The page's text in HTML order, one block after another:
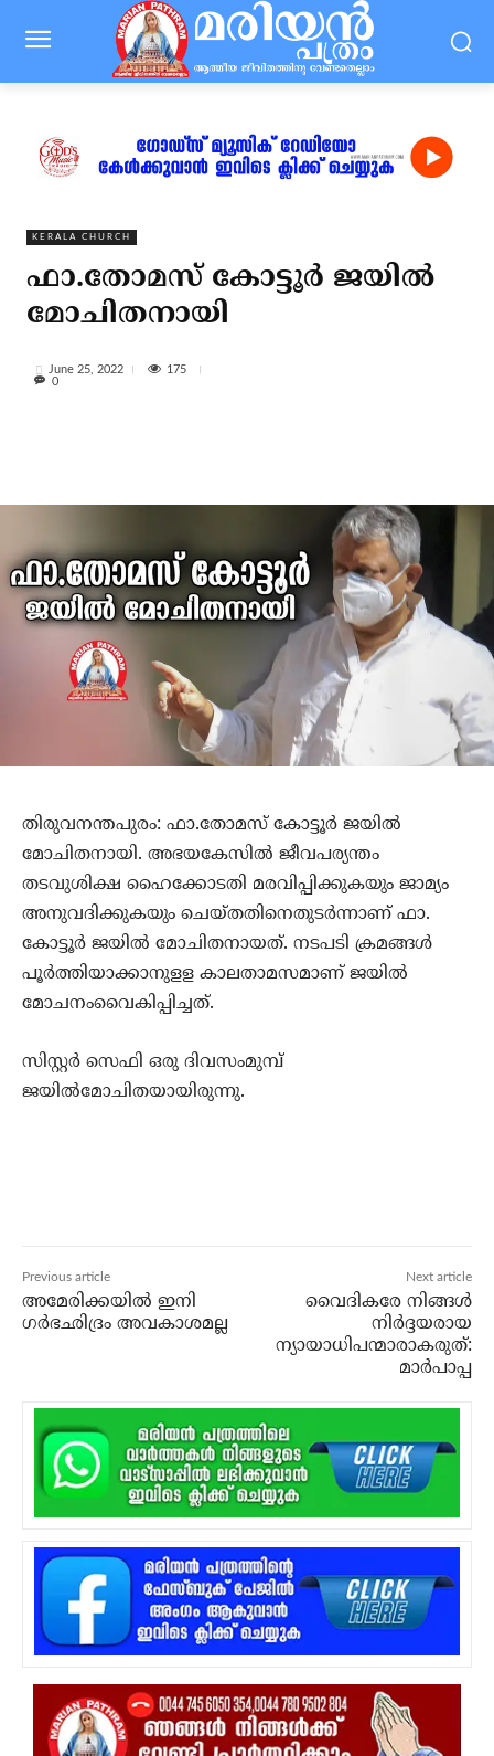
KERALA CHURCH
ഫാ.തോമസ് കോട്ടൂര്‍ ജയില്‍
മോചിതനായി
June 25, 2022
175
0
തിരുവനന്തപുരം: ഫാ.തോമസ് കോട്ടൂര്‍ ജയില്‍
മോചിതനായി. അഭയകേസില്‍ ജീവപര്യന്തം
തടവുശിക്ഷ ഹൈക്കോടതി മരവിപ്പിക്കുകയും ജാമ്യം
അനുവദിക്കുകയും ചെയ്തതിനെതുടര്‍ന്നാണ് ഫാ.
കോട്ടൂര്‍ ജയില്‍ മോചിതനായത്. നടപടി ക്രമങ്ങള്‍
പൂര്‍ത്തിയാക്കാനുളള കാലതാമസമാണ് ജയില്‍
മോചനംവൈകിപ്പിച്ചത്.
സിസ്റ്റര്‍ സെഫി ഒരു ദിവസംമുമ്പ്
ജയില്‍മോചിതയായിരുന്നു.
Previous article
അമേരിക്കയില്‍ ഇനി
ഗര്‍ഭഛിദ്രം അവകാശമല്ല
Next article
വൈദികരേ നിങ്ങള്‍
നിര്‍ദ്ദയരായ
ന്യായാധിപന്മാരാകരുത്:
മാര്‍പാപ്പ